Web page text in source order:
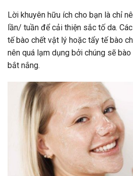
Lời khuyên hữu ích cho bạn là chỉ
lần/ tuần để cải thiện sắc tố da.
tế bào chết vật lý hoặc tẩy tế bào
nên quá lạm dụng bởi chúng sẽ
bắt nắng.